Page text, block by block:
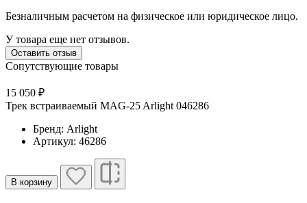
Безналичным расчетом на физическое или юридическое лицо.
У товара еще нет отзывов.
Оставить отзыв
Сопутствующие товары
15 050 ₽
Трек встраиваемый MAG-25 Arlight 046286
Бренд: Arlight
Артикул: 46286
В корзину